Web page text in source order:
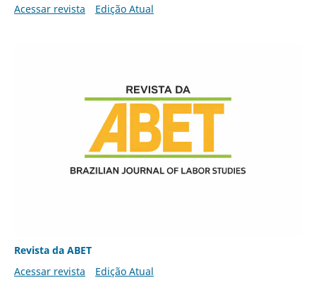
Acessar revista Edição Atual
Revista da ABET
Acessar revista
Edição Atual